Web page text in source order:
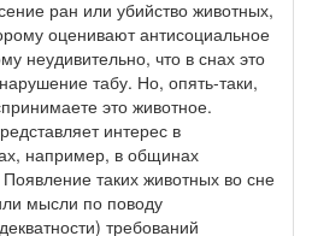
ран или убийство животных,
оценивают антисоциальное
неудивительно, что в снах это
табу. Но, опять-таки,
это животное.
интерес в
например, в общинах
таких животных во сне
мысли по поводу
требований